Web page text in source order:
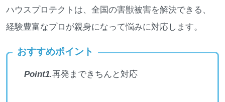
ハウスプロテクトは、全国の害獣被害を解決できる、
経験豊富なプロが親身になって悩みに対応します。
おすすめポイント
Point1.再発まできちんと対応